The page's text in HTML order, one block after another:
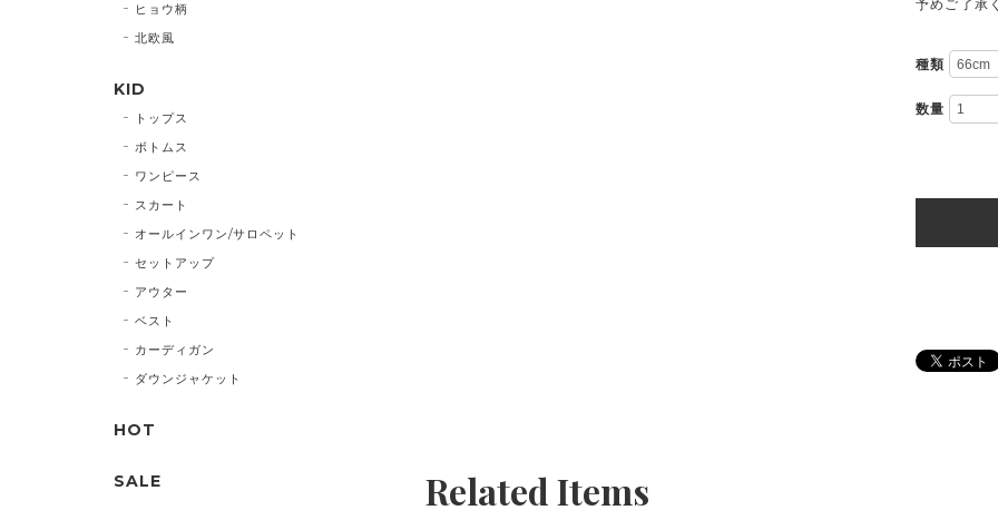
予めご了承
種類
数量
Related Items
ヒョウ柄
北欧風
KID
トップス
ボトムス
ワンピース
スカート
オールインワン/サロペット
セットアップ
アウター
ベスト
カーディガン
ダウンジャケット
HOT
SALE